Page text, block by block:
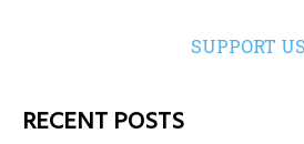
SUPPORT US
RECENT POSTS